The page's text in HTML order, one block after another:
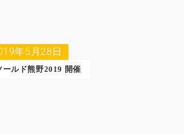
年5月28日
ールド熊野2019 開催